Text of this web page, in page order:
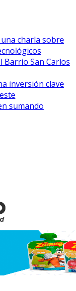
charla sobre
Barrio San Carlos
inversión clave
sumando